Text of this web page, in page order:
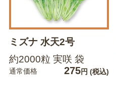
ミズナ 水天2号
約2000粒 実咲 袋
通常価格 275円 (税込)